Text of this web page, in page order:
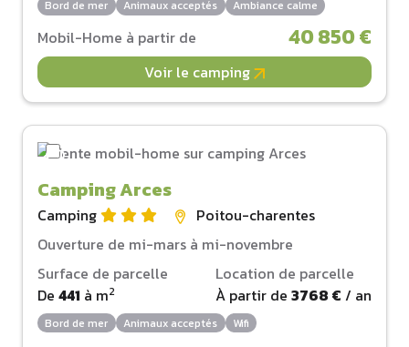
Bord de mer Animaux acceptés Ambiance calme
Mobil-Home à partir de 40 850 €
Voir le camping
Camping Arces
Camping
Poitou-charentes
Ouverture de mi-mars à mi-novembre
Surface de parcelle
De 441 à m2
Location de parcelle
À partir de 3768 € / an
Bord de mer Animaux acceptés Wifi